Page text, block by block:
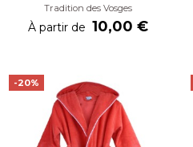
Tradition des Vosges
À partir de 10,00 €
-20%